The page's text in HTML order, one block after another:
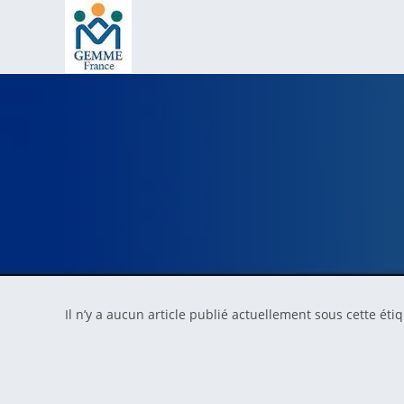
Il n’y a aucun article publié actuellement sous cette